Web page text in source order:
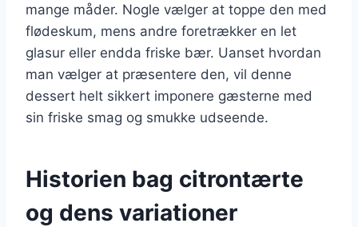
mange måder. Nogle vælger at toppe den med
flødeskum, mens andre foretrækker en let
glasur eller endda friske bær. Uanset hvordan
man vælger at præsentere den, vil denne
dessert helt sikkert imponere gæsterne med
sin friske smag og smukke udseende.
Historien bag citrontærte
og dens variationer